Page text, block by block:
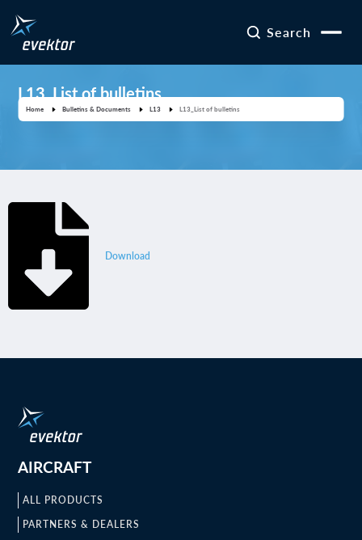
Search
L13_List of bulletins
Home Bulletins & Documents L13 L13_List of bulletins
Download
AIRCRAFT
ALL PRODUCTS
PARTNERS & DEALERS